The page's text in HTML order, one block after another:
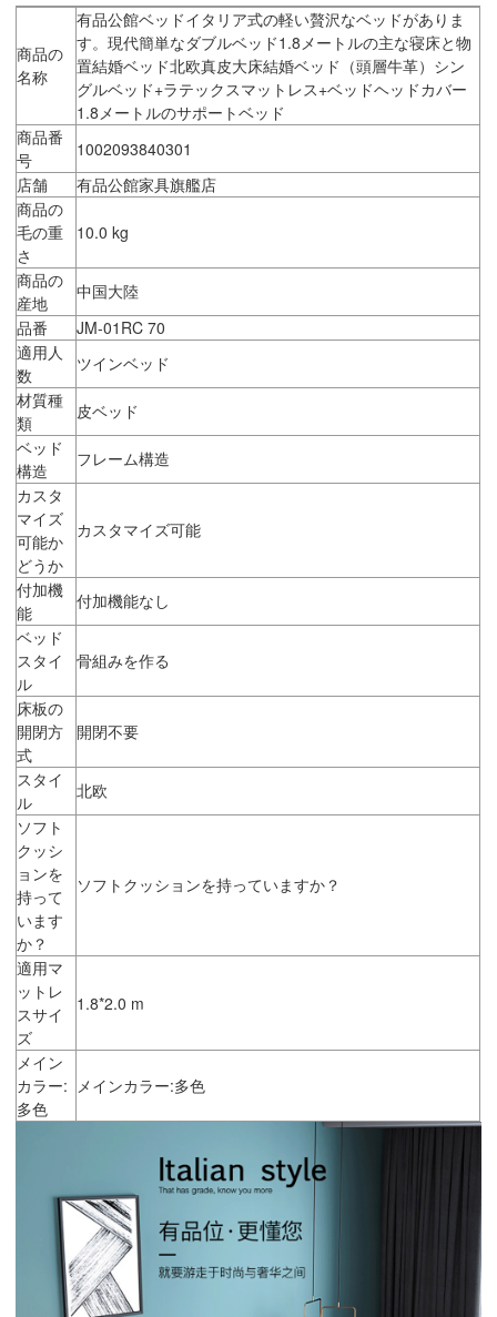
商品の
名称
有品公館ベッドイタリア式の軽い贅沢なベッドがありま
す。現代簡単なダブルベッド1.8メートルの主な寝床と物
置結婚ベッド北欧真皮大床結婚ベッド（頭層牛革）シン
グルベッド+ラテックスマットレス+ベッドヘッドカバー
1.8メートルのサポートベッド
商品番
号
1002093840301
店舗
有品公館家具旗艦店
商品の
毛の重
さ
10.0 kg
商品の
産地
中国大陸
品番
JM-01RC 70
適用人
数
ツインベッド
材質種
類
皮ベッド
ベッド
構造
フレーム構造
カスタ
マイズ
可能か
どうか
カスタマイズ可能
付加機
能
付加機能なし
ベッド
スタイ
ル
骨組みを作る
床板の
開閉方
式
開閉不要
スタイ
ル
北欧
ソフト
クッシ
ョンを
持って
います
か？
ソフトクッションを持っていますか？
適用マ
ットレ
スサイ
ズ
1.8*2.0 m
メイン
カラー:
多色
メインカラー:多色